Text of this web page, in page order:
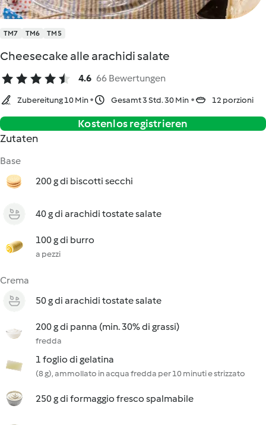
TM7 TM6 TM5
Cheesecake alle arachidi salate
4.6 66 Bewertungen
Zubereitung 10 Min Gesamt 3 Std. 30 Min 12 porzioni
Kostenlos registrieren
Zutaten
Base
200 g di biscotti secchi
40 g di arachidi tostate salate
100 g di burro
a pezzi
Crema
50 g di arachidi tostate salate
200 g di panna (min. 30% di grassi)
fredda
1 foglio di gelatina
(8 g), ammollato in acqua fredda per 10 minuti e strizzato
250 g di formaggio fresco spalmabile